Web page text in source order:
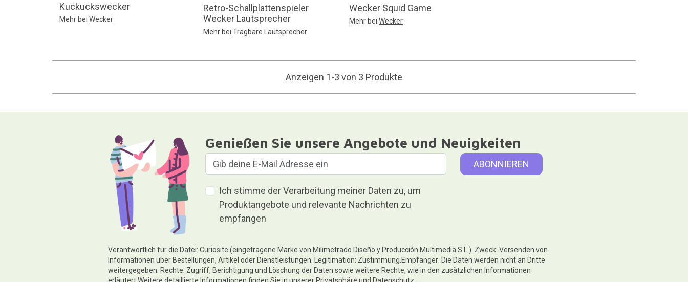
Kuckuckswecker
Mehr bei Wecker
Retro-Schallplattenspieler
Wecker Lautsprecher
Mehr bei Tragbare Lautsprecher
Wecker Squid Game
Mehr bei Wecker
Anzeigen 1-3 von 3 Produkte
Genießen Sie unsere Angebote und Neuigkeiten
Ich stimme der Verarbeitung meiner Daten zu, um
Produktangebote und relevante Nachrichten zu
empfangen
Verantwortlich für die Datei: Curiosite (eingetragene Marke von Milimetrado Diseño y Producción Multimedia S.L.). Zweck: Versenden von
Informationen über Bestellungen, Artikel oder Dienstleistungen. Legitimation: Zustimmung.Empfänger: Die Daten werden nicht an Dritte
weitergegeben. Rechte: Zugriff, Berichtigung und Löschung der Daten sowie weitere Rechte, wie in den zusätzlichen Informationen
erläutert.Weitere detaillierte Informationen finden Sie in unserer Privatsphäre und Datenschutz